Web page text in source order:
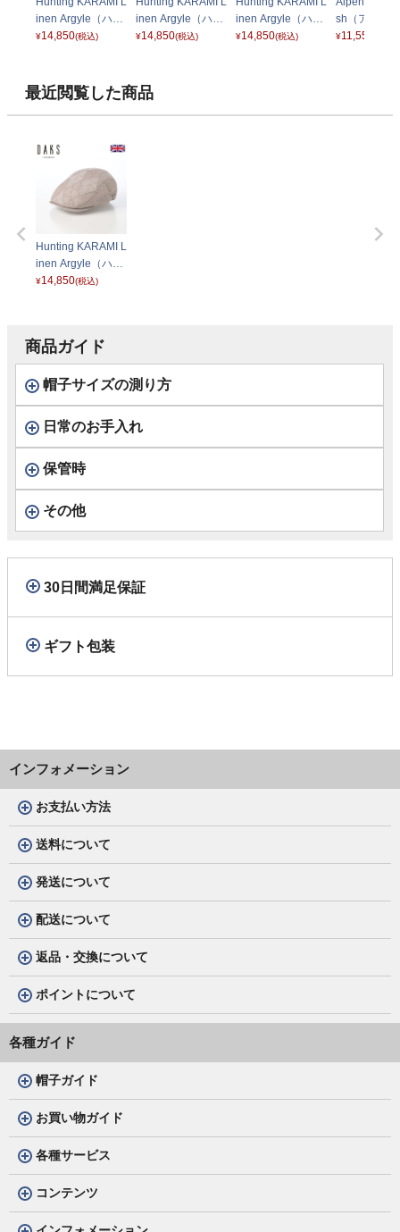
inen Argyle（ハン
チング カラミリネ
¥14,850(税込)
inen Argyle（ハン
チング カラミリネ
¥14,850(税込)
inen Argyle（ハン
チング カラミリネ
¥14,850(税込)
sh（アルペ
ミメッシュ
¥11,550
最近閲覧した商品
Hunting KARAMI L
inen Argyle（ハン
チング カラミリネ
¥14,850(税込)
商品ガイド
帽子サイズの測り方
日常のお手入れ
保管時
その他
30日間満足保証
ギフト包装
インフォメーション
お支払い方法
送料について
発送について
配送について
返品・交換について
ポイントについて
各種ガイド
帽子ガイド
お買い物ガイド
各種サービス
コンテンツ